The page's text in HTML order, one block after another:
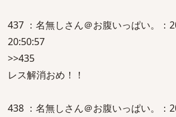
437 ：名無しさん＠お腹いっぱい。：
20:50:57
>>435
レス解消おめ！！
438 ：名無しさん＠お腹いっぱい。：